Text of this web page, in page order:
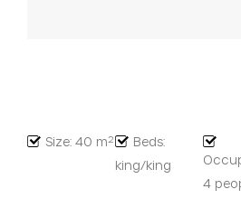
Size: 40 m2
Beds:
king/king
4